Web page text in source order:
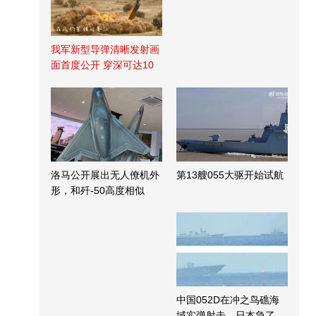
我军新型导弹清晰发射画
面首度公开 穿深可达10
洛马公开展出无人僚机外
形，和歼-50高度相似
第13艘055大驱开始试航
中国052D在冲之鸟礁海